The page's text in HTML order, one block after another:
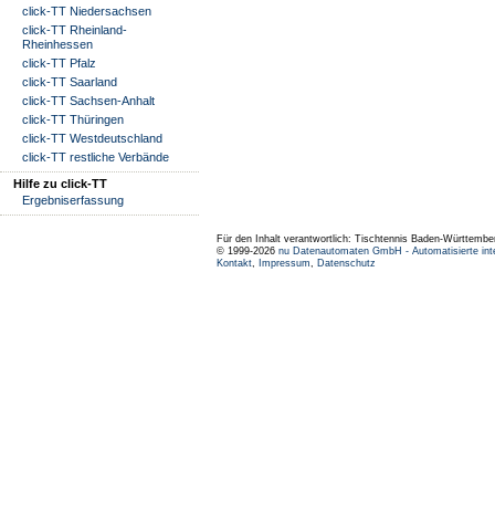
click-TT Niedersachsen
click-TT Rheinland-
Rheinhessen
click-TT Pfalz
click-TT Saarland
click-TT Sachsen-Anhalt
click-TT Thüringen
click-TT Westdeutschland
click-TT restliche Verbände
Hilfe zu click-TT
Ergebniserfassung
Für den Inhalt verantwortlich: Tischtennis Baden-
© 1999-2026 nu Datenautomaten GmbH - Automatisierte
Kontakt, Impressum, Datenschutz